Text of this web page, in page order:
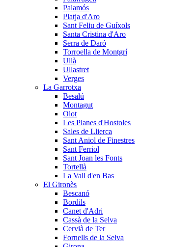
Palamós
Platja d'Aro
Sant Feliu de Guíxols
Santa Cristina d'Aro
Serra de Daró
Torroella de Montgrí
Ullà
Ullastret
Verges
La Garrotxa
Besalú
Montagut
Olot
Les Planes d'Hostoles
Sales de Llierca
Sant Aniol de Finestres
Sant Ferriol
Sant Joan les Fonts
Tortellà
La Vall d'en Bas
El Gironès
Bescanó
Bordils
Canet d'Adri
Cassà de la Selva
Cervià de Ter
Fornells de la Selva